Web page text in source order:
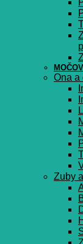
Ona a
Zuby